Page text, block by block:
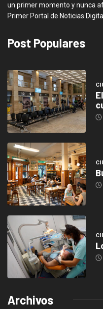
un primer momento y nunca
Primer Portal de Noticias
Post Populares
Archivos